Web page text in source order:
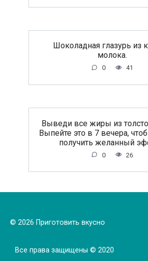
Шоколадная глазурь из
молока.
0 41
Выведи все жиры из
Выпейте это в 7 вечера,
получить желанный
0 26
© 2026 Приготовить вкусно
Все права защищены © 2020